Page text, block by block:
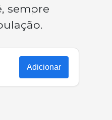
sempre
Adicionar